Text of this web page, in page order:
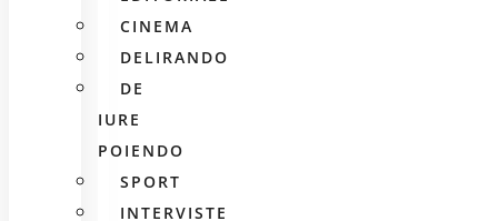
CINEMA
DELIRANDO
DE
IURE
POIENDO
SPORT
INTERVISTE